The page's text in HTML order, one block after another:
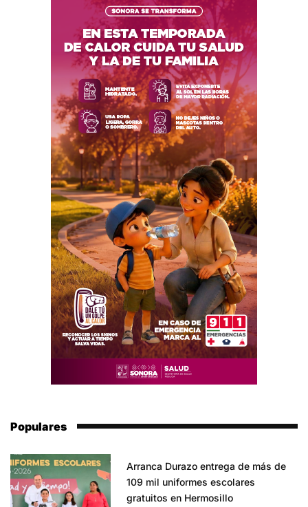
Populares
Arranca Durazo entrega de más de
109 mil uniformes escolares
gratuitos en Hermosillo